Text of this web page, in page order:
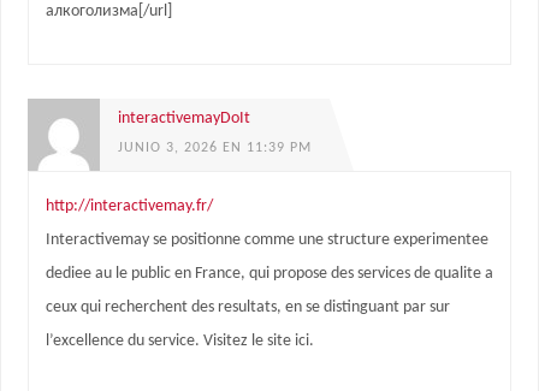
алкоголизма[/url]
interactivemayDoIt
JUNIO 3, 2026 EN 11:39 PM
http://interactivemay.fr/
Interactivemay se positionne comme une structure experimentee
dediee au le public en France, qui propose des services de qualite a
ceux qui recherchent des resultats, en se distinguant par sur
l’excellence du service. Visitez le site ici.